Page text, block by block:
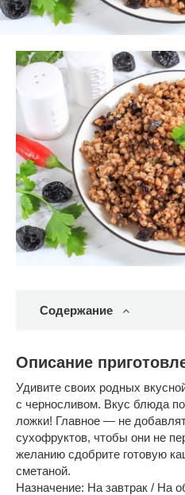
Содержание
Описание
Удивите своих родных
с черносливом. Вкус блюда
ложки! Главное — не
сухофруктов, чтобы они не
желанию сдобрите готовую
сметаной.
Назначение: На завтрак / На